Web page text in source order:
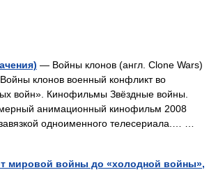
— Войны клонов (англ. Clone Wars)
клонов военный конфликт во
войн». Кинофильмы Звёздные войны.
анимационный кинофильм 2008
одноименного телесериала.… …
мировой войны до «холодной войны»,